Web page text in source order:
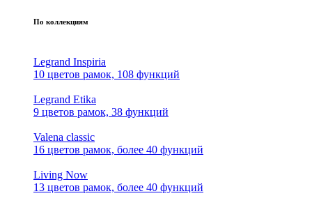
По коллекциям
Legrand Inspiria
10 цветов рамок, 108 функций
Legrand Etika
9 цветов рамок, 38 функций
Valena classic
16 цветов рамок, более 40 функций
Living Now
13 цветов рамок, более 40 функций